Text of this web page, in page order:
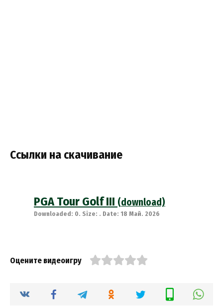
Ссылки на скачивание
PGA Tour Golf III (download)
Downloaded: 0. Size: . Date: 18 Май. 2026
Оцените видеоигру